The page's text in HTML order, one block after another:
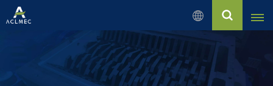
Español
English